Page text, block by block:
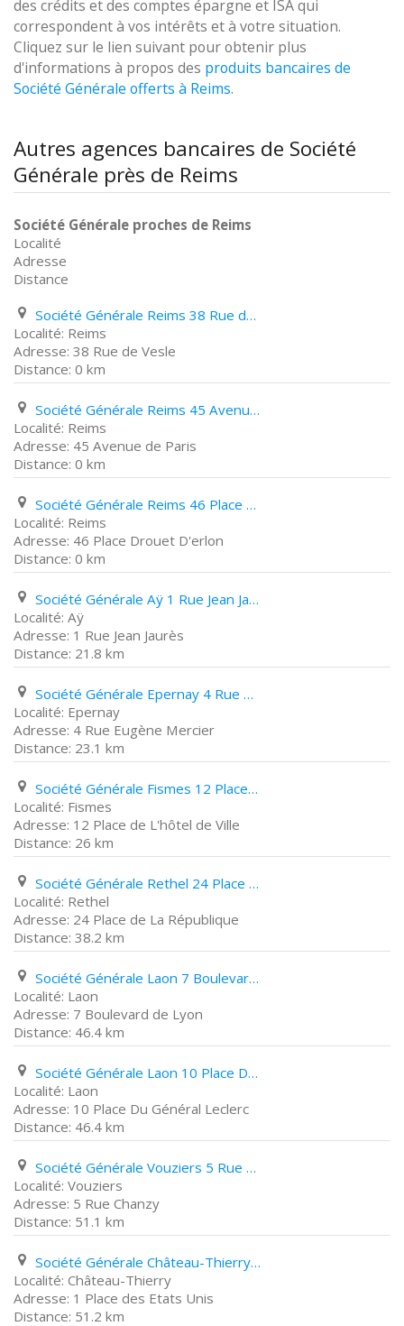
des crédits et des comptes épargne et ISA qui
correspondent à vos intérêts et à votre situation.
Cliquez sur le lien suivant pour obtenir plus
d'informations à propos des produits bancaires de
Société Générale offerts à Reims.
Autres agences bancaires de Société
Générale près de Reims
Société Générale proches de Reims
Localité
Adresse
Distance
Société Générale Reims 38 Rue de Vesle
Reims
38 Rue de Vesle
0 km
Société Générale Reims 45 Avenue de Paris
Reims
45 Avenue de Paris
0 km
Société Générale Reims 46 Place Drouet D'erlon
Reims
46 Place Drouet D'erlon
0 km
Société Générale Aÿ 1 Rue Jean Jaurès
Aÿ
1 Rue Jean Jaurès
21.8 km
Société Générale Epernay 4 Rue Eugène Mercier
Epernay
4 Rue Eugène Mercier
23.1 km
Société Générale Fismes 12 Place de L'hôtel de Ville
Fismes
12 Place de L'hôtel de Ville
26 km
Société Générale Rethel 24 Place de La République
Rethel
24 Place de La République
38.2 km
Société Générale Laon 7 Boulevard de Lyon
Laon
7 Boulevard de Lyon
46.4 km
Société Générale Laon 10 Place Du Général Leclerc
Laon
10 Place Du Général Leclerc
46.4 km
Société Générale Vouziers 5 Rue Chanzy
Vouziers
5 Rue Chanzy
51.1 km
Société Générale Château-Thierry 1 Place des Etats Unis
Château-Thierry
1 Place des Etats Unis
51.2 km